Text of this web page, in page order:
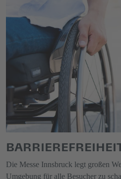
Die Messe Innsbruck legt großen
Umgebung für alle Besucher zu